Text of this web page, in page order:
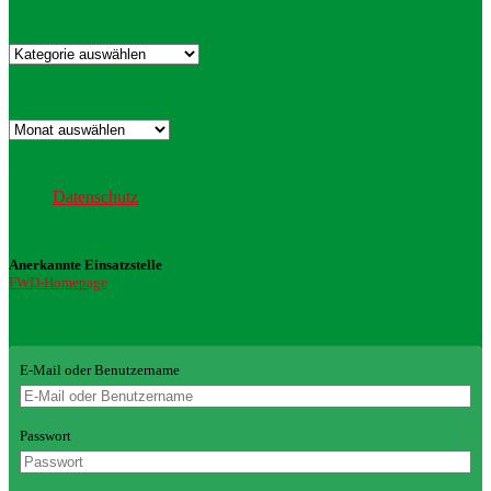
Kategorien
Archiv
Datenschutz
Anerkannte Einsatzstelle
FWD-Homepage
E-Mail oder Benutzername
Passwort